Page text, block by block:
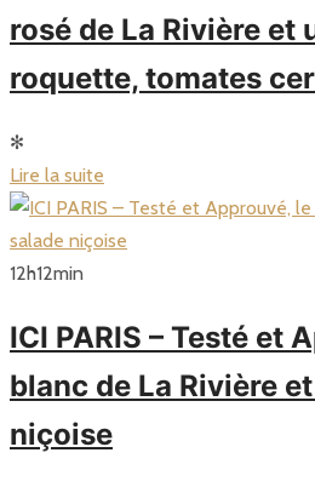
rosé de La Rivière et
roquette, tomates
✻
Lire la suite
12h12min
ICI PARIS – Testé et
blanc de La Rivière
niçoise